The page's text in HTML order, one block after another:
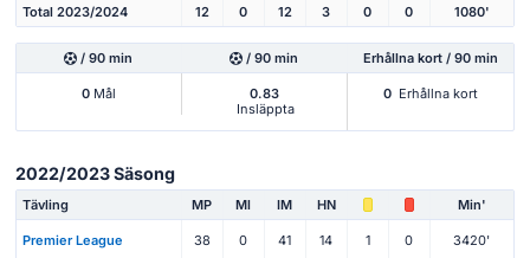
Total 2023/2024 12 0 12 3 0 0 1080'
/ 90 min / 90 min Erhållna kort / 90 min
0Mål
0.83
Insläppta
0 Erhållna kort
2022/2023 Säsong
Tävling MP Ml IM HN Min'
Premier League 38 0 41 14 1 0 3420'